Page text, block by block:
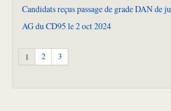
Candidats reçus passage de grade DAN de
AG du CD95 le 2 oct 2024
1 2 3